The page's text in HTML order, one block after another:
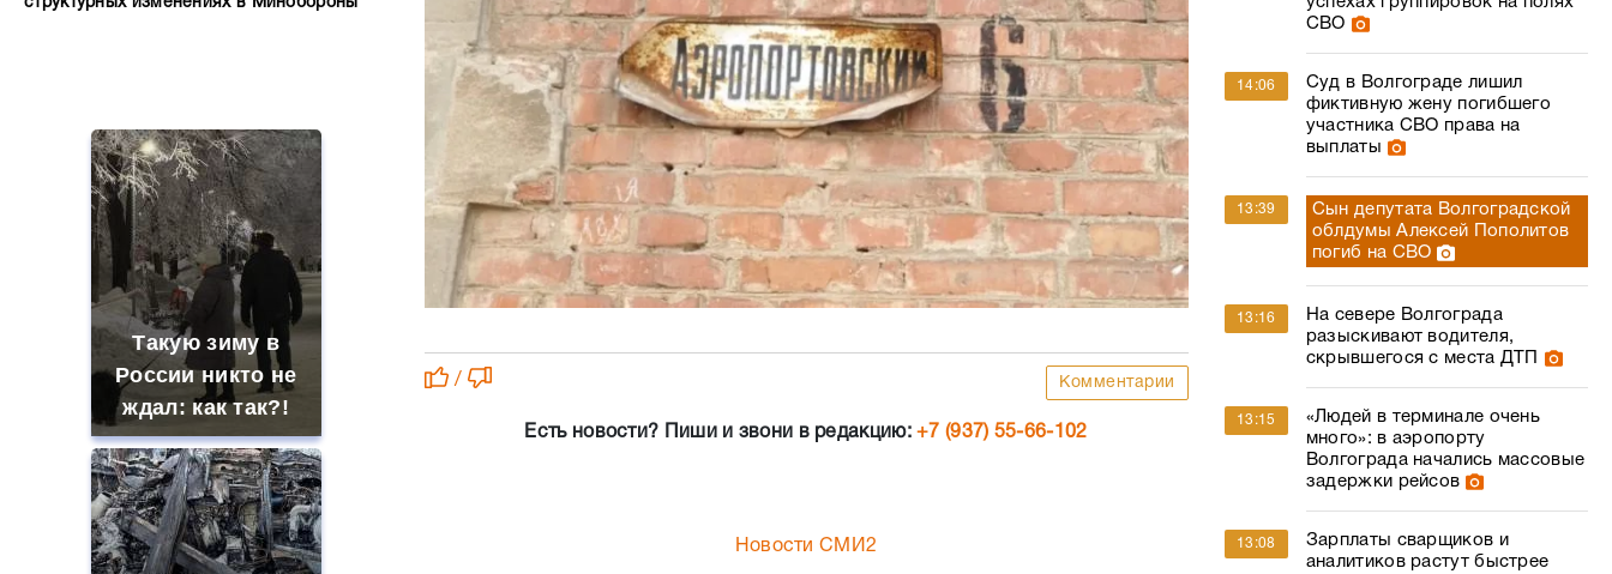
Такую зиму в
России никто не
ждал: как так?!
/ Комментарии
Есть новости? Пиши и звони в редакцию:+7 (937) 55-66-102
Новости СМИ2
СВО
14:06
Суд в Волгограде лишил
фиктивную жену погибшего
участника СВО права на
выплаты
13:39
Сын депутата Волгоградской
облдумы Алексей Пополитов
погиб на СВО
13:16
На севере Волгограда
разыскивают водителя,
скрывшегося с места ДТП
13:15
«Людей в терминале очень
много»: в аэропорту
Волгограда начались массовые
задержки рейсов
13:08
Зарплаты сварщиков и
аналитиков растут быстрее